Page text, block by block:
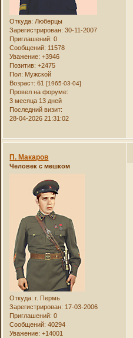
Откуда: Люберцы
Зарегистрирован: 30-11-2007
Приглашений: 0
Сообщений: 11578
Уважение: +3946
Позитив: +2475
Пол: Мужской
Возраст: 61[1965-03-04]
Провел на форуме:
3 месяца 13 дней
Последний визит:
28-04-2026 21:31:02
П. Макаров
Человек с мешком
Откуда: г. Пермь
Зарегистрирован: 17-03-2006
Приглашений: 0
Сообщений: 40294
Уважение: +14001